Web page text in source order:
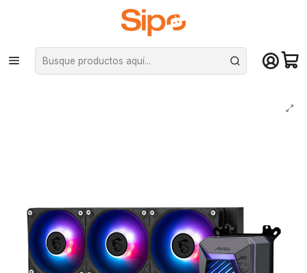
¡Compra hasta mediodía y recibe hoy! De lunes a sábado en el gran
Santiago. Envío gratis desde $29.990
Inicio Componentes PC Cooler CPU Refrigeración líquida
Refrigeración Líquida MSI MAG CORELIQUID A15 360 ARGB, Black